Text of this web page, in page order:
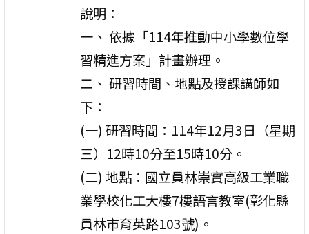
說明：
一、 依據「114年推動中小學數位學
習精進方案」計畫辦理。
二、 研習時間、地點及授課講師如
下：
(一) 研習時間：114年12月3日（星期
三）12時10分至15時10分。
(二) 地點：國立員林崇實高級工業職
業學校化工大樓7樓語言教室(彰化縣
員林市育英路103號)。